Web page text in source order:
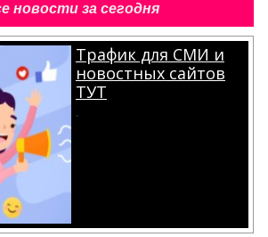
новости за сегодня
Трафик для СМИ и
новостных сайтов
ТУТ
.